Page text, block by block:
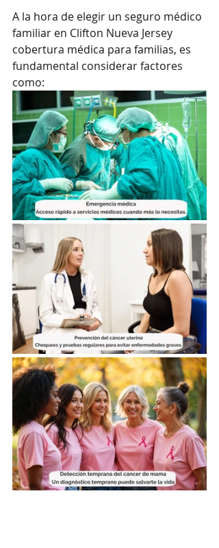
A la hora de elegir un seguro médico
familiar en Clifton Nueva Jersey
cobertura médica para familias, es
fundamental considerar factores
como: